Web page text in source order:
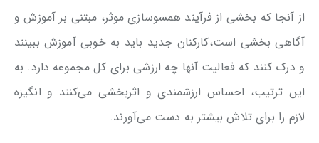
از آنجا که بخشی از فرآیند همسوسازی موثر، مبتنی بر آموزش و
آگاهی بخشی است،کارکنان جدید باید به خوبی آموزش ببینند
و درک کنند که فعالیت آنها چه ارزشی برای کل مجموعه دارد. به
این ترتیب، احساس ارزشمندی و اثربخشی می‌کنند و انگیزه
لازم را برای تلاش بیشتر به دست می‌آورند.